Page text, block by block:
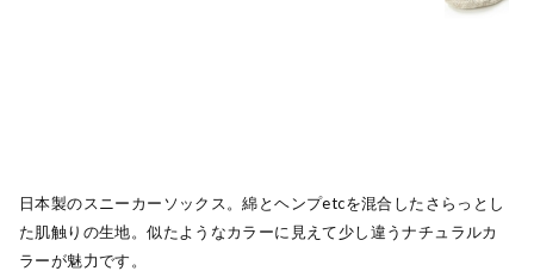
日本製のスニーカーソックス。綿とヘンプetcを混合したさらっとし
た肌触りの生地。似たようなカラーに見えて少し違うナチュラルカ
ラーが魅力です。